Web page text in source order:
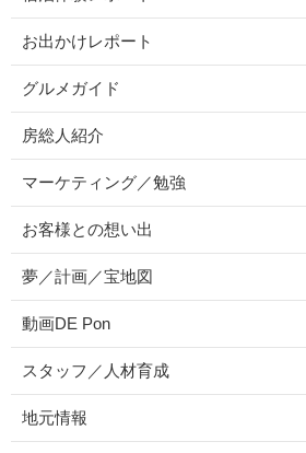
お出かけレポート
グルメガイド
房総人紹介
マーケティング／勉強
お客様との想い出
夢／計画／宝地図
動画DE Pon
スタッフ／人材育成
地元情報